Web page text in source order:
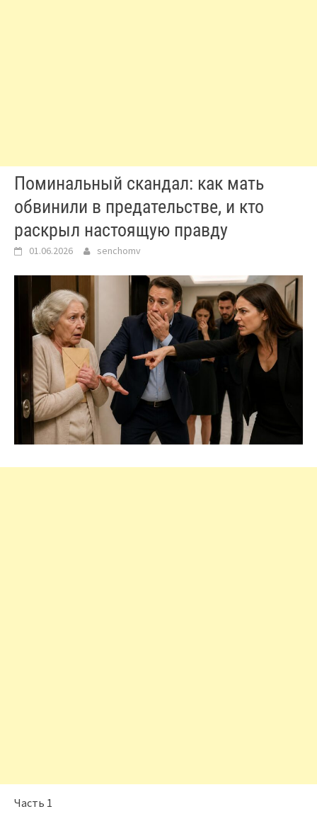
Поминальный скандал: как мать
обвинили в предательстве, и кто
раскрыл настоящую правду
01.06.2026 senchomv
Часть 1